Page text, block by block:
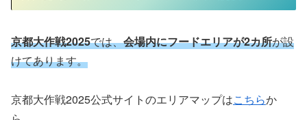
京都大作戦2025では、会場内にフードエリアが2カ所が設
けてあります。
京都大作戦2025公式サイトのエリアマップはこちらか